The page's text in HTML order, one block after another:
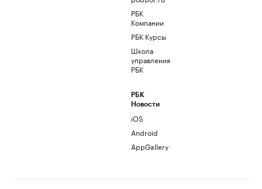
РБК
Компании
РБК Курсы
Школа
управления
РБК
РБК
Новости
iOS
Android
AppGallery